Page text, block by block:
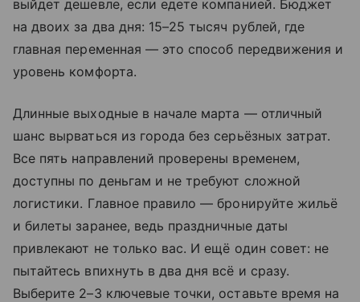
выйдет дешевле, если едете компанией. Бюджет
на двоих за два дня: 15–25 тысяч рублей, где
главная переменная — это способ передвижения и
уровень комфорта.
Длинные выходные в начале марта — отличный
шанс вырваться из города без серьёзных затрат.
Все пять направлений проверены временем,
доступны по деньгам и не требуют сложной
логистики. Главное правило — бронируйте жильё
и билеты заранее, ведь праздничные даты
привлекают не только вас. И ещё один совет: не
пытайтесь впихнуть в два дня всё и сразу.
Выберите 2–3 ключевые точки, оставьте время на